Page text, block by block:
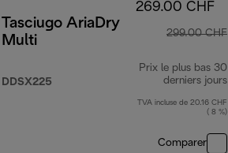
399.00 CHF
Tasciugo AriaDry
Multi
DDSX225
269.00 CHF
299.00 CHF
Prix le plus bas 30
derniers jours
TVA incluse de 20.16 CHF
( 8 %)
Comparer